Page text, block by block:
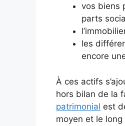
vos biens
parts
les
encore
À ces actifs
hors bilan de la
patrimonial est
moyen et le